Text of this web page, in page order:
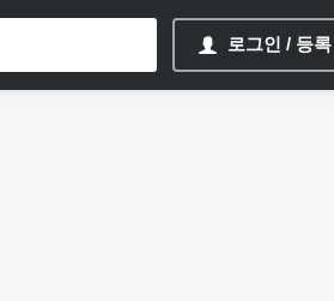
로그인 / 등록